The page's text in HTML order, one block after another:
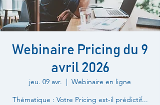
Webinaire Pricing du 9
avril 2026
jeu. 09 avr.
  |
Webinaire en ligne
Thématique : Votre Pricing est-il prédictif...